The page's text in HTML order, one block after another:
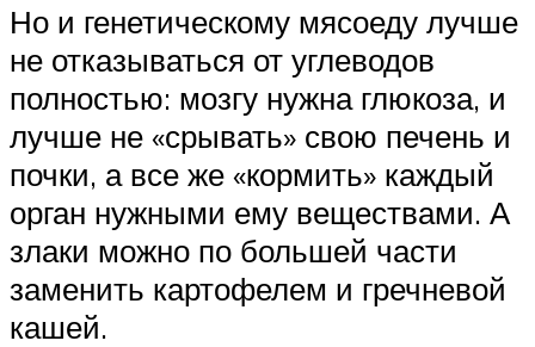
Но и генетическому мясоеду лучше
не отказываться от углеводов
полностью: мозгу нужна глюкоза, и
лучше не «срывать» свою печень и
почки, а все же «кормить» каждый
орган нужными ему веществами. А
злаки можно по большей части
заменить картофелем и гречневой
кашей.